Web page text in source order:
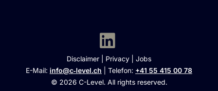
Disclaimer Privacy
Jobs
E-Mail: info@c‑level.ch | Telefon: +41 55 415 00 78
© 2026 C-Level. All rights reserved.